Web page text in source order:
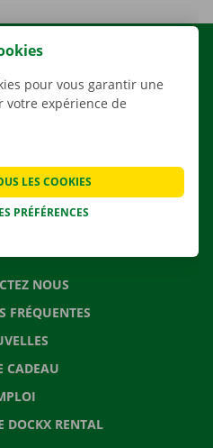
DÉMÉNAGEMENT
NOUS
FRÉQUENTES
CADEAU
DOCKX RENTAL
pour vous garantir une
expérience de
PRÉFÉRENCES
LES COOKIES